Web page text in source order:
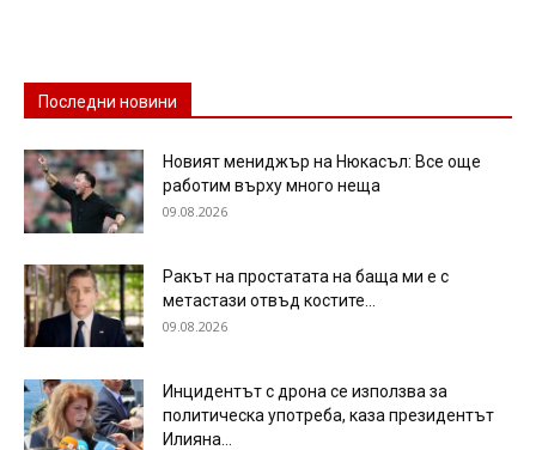
Последни новини
Новият мениджър на Нюкасъл: Все още
работим върху много неща
09.08.2026
Ракът на простатата на баща ми е с
метастази отвъд костите...
09.08.2026
Инцидентът с дрона се използва за
политическа употреба, каза президентът
Илияна...